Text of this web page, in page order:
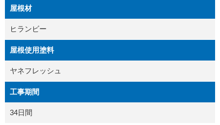
屋根材
ヒランビー
屋根使用塗料
ヤネフレッシュ
工事期間
34日間